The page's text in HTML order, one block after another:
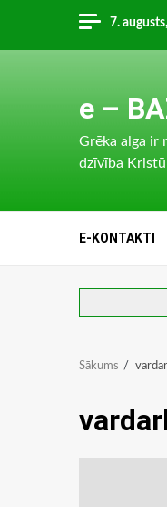
content
7.
e –
Grēka alga ir
dzīvība Kristū
E-KONTAKTI
Sākums